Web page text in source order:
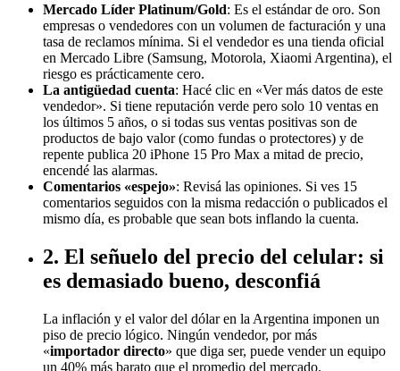
Mercado Líder Platinum/Gold: Es el estándar de oro. Son
empresas o vendedores con un volumen de facturación y una
tasa de reclamos mínima. Si el vendedor es una tienda oficial
en Mercado Libre (Samsung, Motorola, Xiaomi Argentina), el
riesgo es prácticamente cero.
La antigüedad cuenta: Hacé clic en «Ver más datos de este
vendedor». Si tiene reputación verde pero solo 10 ventas en
los últimos 5 años, o si todas sus ventas positivas son de
productos de bajo valor (como fundas o protectores) y de
repente publica 20 iPhone 15 Pro Max a mitad de precio,
encendé las alarmas.
Comentarios «espejo»: Revisá las opiniones. Si ves 15
comentarios seguidos con la misma redacción o publicados el
mismo día, es probable que sean bots inflando la cuenta.
2. El señuelo del precio del celular: si
es demasiado bueno, desconfiá
La inflación y el valor del dólar en la Argentina imponen un
piso de precio lógico. Ningún vendedor, por más
«importador directo» que diga ser, puede vender un equipo
un 40% más barato que el promedio del mercado.